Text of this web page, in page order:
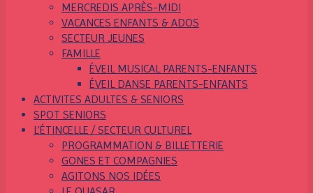
MERCREDIS APRÈS-MIDI
VACANCES ENFANTS & ADOS
SECTEUR JEUNES
FAMILLE
ÉVEIL MUSICAL PARENTS-ENFANTS
ÉVEIL DANSE PARENTS-ENFANTS
ACTIVITES ADULTES & SENIORS
SPOT SENIORS
L’ÉTINCELLE / SECTEUR CULTUREL
PROGRAMMATION & BILLETTERIE
GONES ET COMPAGNIES
AGITONS NOS IDÉES